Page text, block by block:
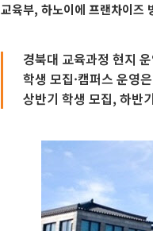
교육부, 하노이에 프랜차이즈
경북대 교육과정 현지
학생 모집·캠퍼스 운영
상반기 학생 모집, 하반